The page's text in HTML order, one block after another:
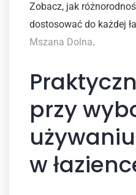
Zobacz, jak
dostosować do każdej
Mszana Dolna.
przy
w